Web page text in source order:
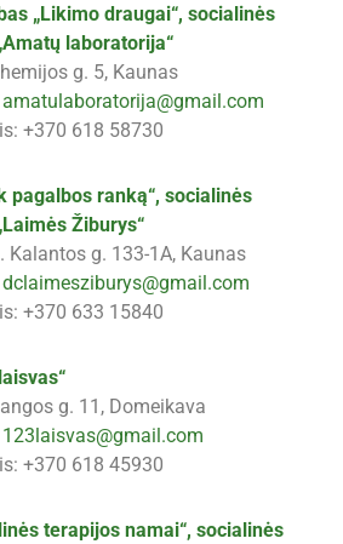
„Likimo draugai“, socialinės
laboratorija“
g. 5, Kaunas
amatulaboratorija@gmail.com
+370 618 58730
pagalbos ranką“, socialinės
Žiburys“
Kalantos g. 133-1A, Kaunas
dclaimesziburys@gmail.com
+370 633 15840
g. 11, Domeikava
123laisvas@gmail.com
+370 618 45930
terapijos namai“, socialinės